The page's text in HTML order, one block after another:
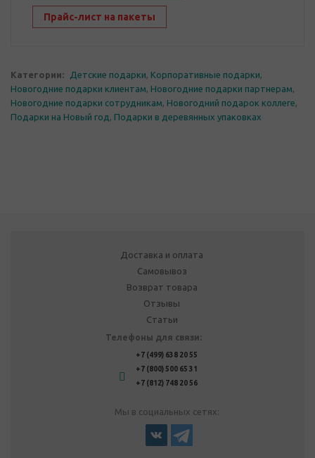
Прайс-лист на пакеты
Категории: Детские подарки, Корпоративные подарки,
Новогодние подарки клиентам, Новогодние подарки партнерам,
Новогодние подарки сотрудникам, Новогодний подарок коллеге,
Подарки на Новый год , Подарки в деревянных упаковках
Доставка и оплата
Самовывоз
Возврат товара
Отзывы
Статьи
Телефоны для связи:
+7 (499) 638 20 55
+7 (800) 500 65 31
+7 (812) 748 20 56
Мы в социальных сетях: